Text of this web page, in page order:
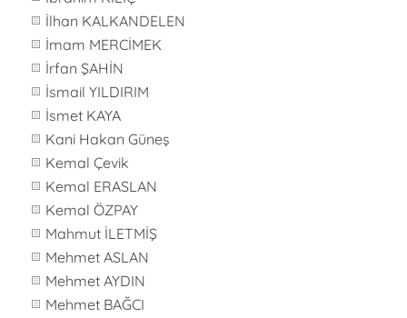
İlhan KALKANDELEN
İmam MERCİMEK
İrfan ŞAHİN
İsmail YILDIRIM
İsmet KAYA
Kani Hakan Güneş
Kemal Çevik
Kemal ERASLAN
Kemal ÖZPAY
Mahmut İLETMİŞ
Mehmet ASLAN
Mehmet AYDIN
Mehmet BAĞCI